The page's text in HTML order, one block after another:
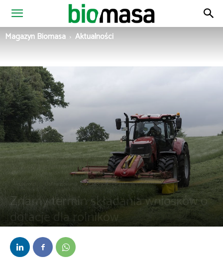
Magazyn
Magazyn Biomasa Aktualności
Aktualności Dofinansowania Wiadomości z Polski
Znamy termin składania wniosków o
dotacje dla rolników